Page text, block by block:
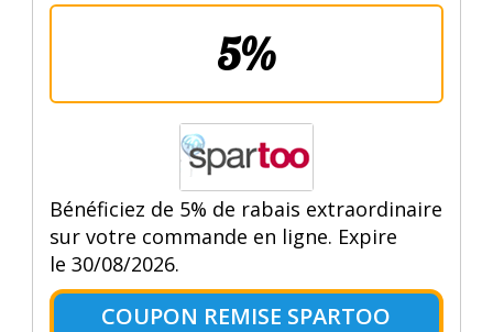
5%
Bénéficiez de 5% de rabais extraordinaire
sur votre commande en ligne. Expire
le 30/08/2026.
COUPON REMISE SPARTOO